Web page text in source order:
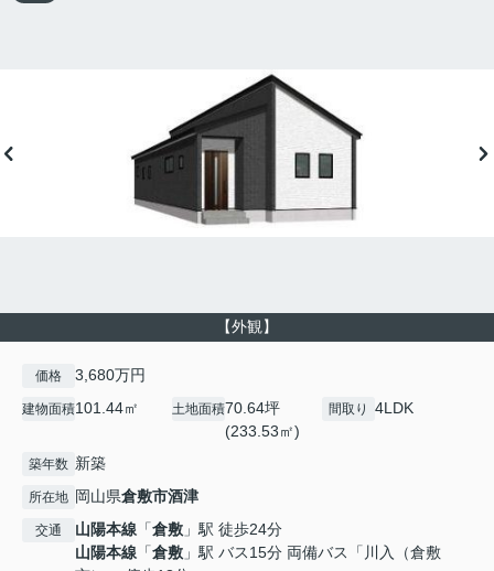
【外観】
価格 3,680万円
建物面積101.44㎡ 土地面積70.64坪
(233.53㎡)
間取り 4LDK
築年数 新築
所在地 岡山県倉敷市酒津
交通 山陽本線 「倉敷 」駅 徒歩24分
山陽本線 「倉敷 」駅 バス15分 両備バス「川入（倉敷